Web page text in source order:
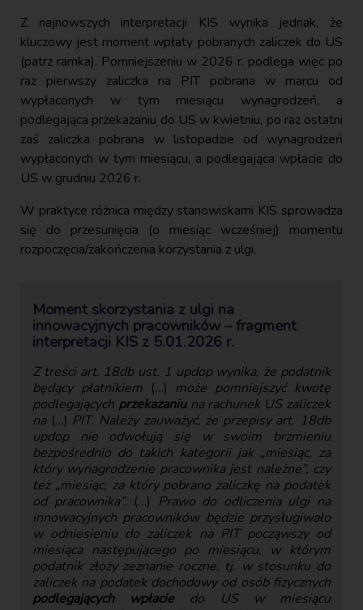
Z najnowszych interpretacji KIS wynika jednak, że
kluczowy jest moment wpłaty pobranych zaliczek do US
(patrz ramka). Pomniejszeniu w 2026 r. podlega więc po
raz pierwszy zaliczka na PIT pobrana w marcu od
wypłaconych w tym miesiącu wynagrodzeń, a
podlegająca przekazaniu do US w kwietniu, po raz ostatni
zaś zaliczka pobrana w listopadzie od wynagrodzeń
wypłaconych w tym miesiącu, a podlegająca wpłacie do
US w grudniu 2026 r.
W praktyce różnica między stanowiskami KIS sprowadza
się do przesunięcia (o miesiąc wcześniej) momentu
rozpoczęcia/zakończenia korzystania z ulgi.
Moment skorzystania z ulgi na
innowacyjnych pracowników – fragment
interpretacji KIS z 5.01.2026 r.
Z treści art. 18db ust. 1 updop wynika, że podatnik
będący płatnikiem(…) może pomniejszyć kwotę
podlegających przekazaniu na rachunek US zaliczek
na(…) PIT. Należy zauważyć, że przepisy art. 18db
updop nie odwołują się w swoim brzmieniu
bezpośrednio do takich kategorii jak „miesiąc, za
który wynagrodzenie pracownika jest należne”, czy
też „miesiąc, za który pobrano zaliczkę na podatek
od pracownika”. (…) Prawo do odliczenia ulgi na
innowacyjnych pracowników będzie przysługiwało
w odniesieniu do zaliczek na PIT począwszy od
miesiąca następującego po miesiącu, w którym
podatnik złoży zeznanie roczne, tj. w stosunku do
zaliczek na podatek dochodowy od osób fizycznych
podlegających wpłaciedo US w miesiącu